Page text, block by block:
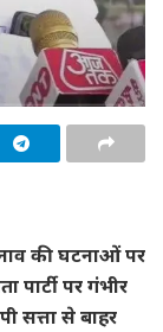
की घटनाओं पर
पार्टी पर गंभीर
सत्ता से बाहर